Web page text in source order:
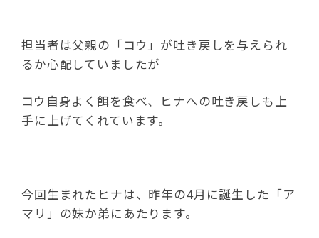
担当者は父親の「コウ」が吐き戻しを与えられ
るか心配していましたが
コウ自身よく餌を食べ、ヒナへの吐き戻しも上
手に上げてくれています。
今回生まれたヒナは、昨年の4月に誕生した「ア
マリ」の妹か弟にあたります。